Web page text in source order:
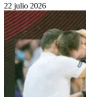
22 julio 2026